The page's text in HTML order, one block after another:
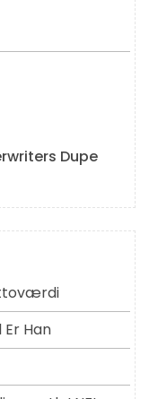
Dupe
Han